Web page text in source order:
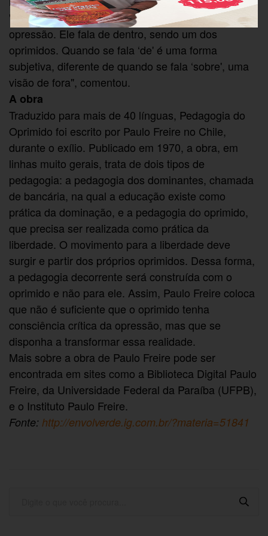
"Paulo Freire sofreu na pele as conseqüências da
opressão. Ele fala de dentro, sendo um dos
oprimidos. Quando se fala ‘de' é uma forma
subjetiva, diferente de quando se fala ‘sobre', uma
visão de fora", comentou.
A obra
Traduzido para mais de 40 línguas, Pedagogia do
Oprimido foi escrito por Paulo Freire no Chile,
durante o exílio. Publicado em 1970, a obra, em
linhas muito gerais, trata de dois tipos de
pedagogia: a pedagogia dos dominantes, chamada
de bancária, na qual a educação existe como
prática da dominação, e a pedagogia do oprimido,
que precisa ser realizada como prática da
liberdade. O movimento para a liberdade deve
surgir e partir dos próprios oprimidos. Dessa forma,
a pedagogia decorrente será construída com o
oprimido e não para ele. Assim, Paulo Freire coloca
que não é suficiente que o oprimido tenha
consciência crítica da opressão, mas que se
disponha a transformar essa realidade.
Mais sobre a obra de Paulo Freire pode ser
encontrada em sites como a Biblioteca Digital Paulo
Freire, da Universidade Federal da Paraíba (UFPB),
e o Instituto Paulo Freire.
Fonte: http://envolverde.ig.com.br/?materia=51841